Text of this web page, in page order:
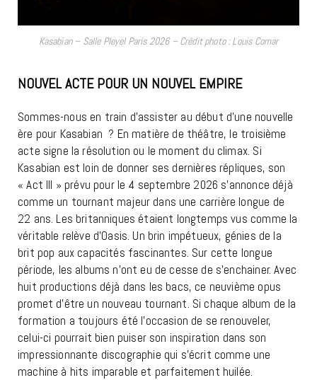
Kasabian – Salle Pleyel Paris 2026 – Crédit photo : Louis Comar
NOUVEL ACTE POUR UN NOUVEL EMPIRE
Sommes-nous en train d’assister au début d’une nouvelle
ère pour Kasabian ? En matière de théâtre, le troisième
acte signe la résolution ou le moment du climax. Si
Kasabian est loin de donner ses dernières répliques, son
« Act III » prévu pour le 4 septembre 2026 s’annonce déjà
comme un tournant majeur dans une carrière longue de
22 ans. Les britanniques étaient longtemps vus comme la
véritable relève d’Oasis. Un brin impétueux, génies de la
brit pop aux capacités fascinantes. Sur cette longue
période, les albums n’ont eu de cesse de s’enchainer. Avec
huit productions déjà dans les bacs, ce neuvième opus
promet d’être un nouveau tournant. Si chaque album de la
formation a toujours été l’occasion de se renouveler,
celui-ci pourrait bien puiser son inspiration dans son
impressionnante discographie qui s’écrit comme une
machine à hits imparable et parfaitement huilée.